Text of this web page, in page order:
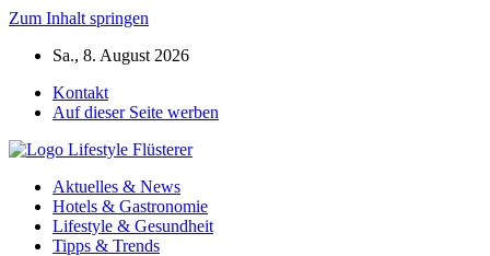
Zum Inhalt springen
Sa., 8. August 2026
Kontakt
Auf dieser Seite werben
Aktuelles & News
Hotels & Gastronomie
Lifestyle & Gesundheit
Tipps & Trends